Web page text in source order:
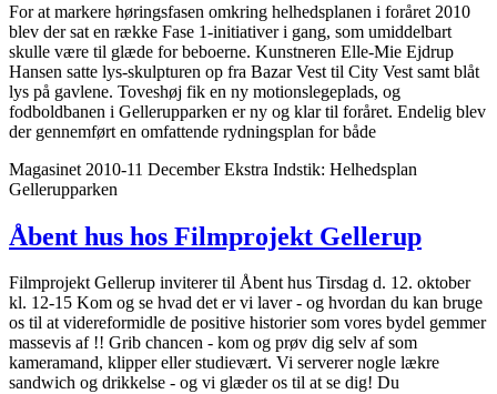
For at markere høringsfasen omkring helhedsplanen i foråret 2010
blev der sat en række Fase 1-initiativer i gang, som umiddelbart
skulle være til glæde for beboerne. Kunstneren Elle-Mie Ejdrup
Hansen satte lys-skulpturen op fra Bazar Vest til City Vest samt blåt
lys på gavlene. Toveshøj fik en ny motionslegeplads, og
fodboldbanen i Gellerupparken er ny og klar til foråret. Endelig blev
der gennemført en omfattende rydningsplan for både
Magasinet 2010-11 December Ekstra Indstik: Helhedsplan
Gellerupparken
Åbent hus hos Filmprojekt Gellerup
Filmprojekt Gellerup inviterer til Åbent hus Tirsdag d. 12. oktober
kl. 12-15 Kom og se hvad det er vi laver - og hvordan du kan bruge
os til at videreformidle de positive historier som vores bydel gemmer
massevis af !! Grib chancen - kom og prøv dig selv af som
kameramand, klipper eller studievært. Vi serverer nogle lækre
sandwich og drikkelse - og vi glæder os til at se dig! Du